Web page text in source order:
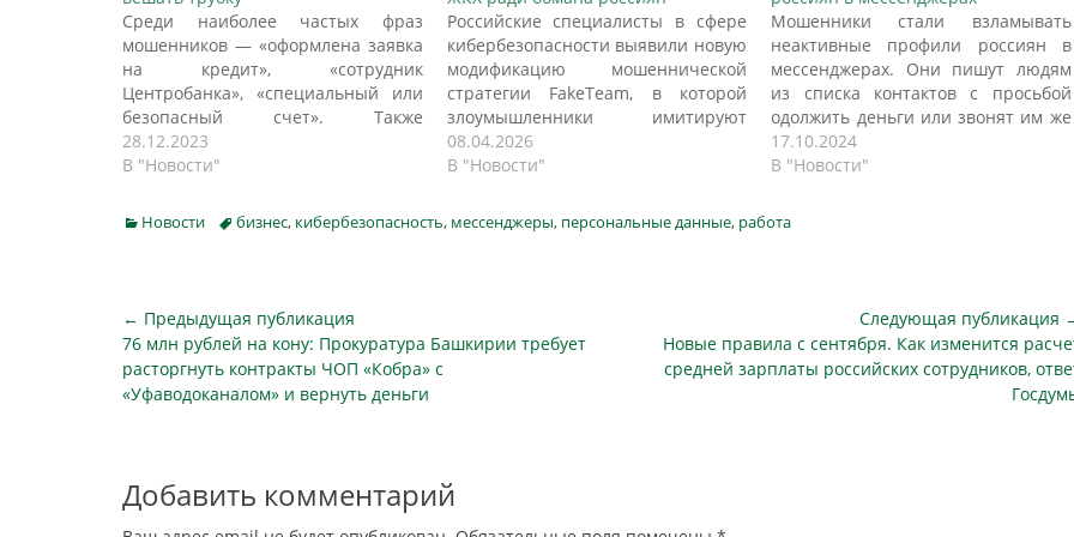
Среди наиболее частых фраз
мошенников — «оформлена заявка
на кредит», «сотрудник
Центробанка», «специальный или
безопасный счет». Также
мошенники сообщают о попытке
кражи денег и просроченной сим-
информирует РБК. «Преступники
часто представляются
поддельные удостоверения,
применяют методы социальной
инженерии и знают,…
28.12.2023
В "Новости"
Российские специалисты в сфере
кибербезопасности выявили новую
модификацию мошеннической
стратегии FakeTeam, в которой
злоумышленники имитируют
общение в домовых чатах от лица
соседей или сотрудников
аналитический отчет
преступники используют данные
из…
08.04.2026
В "Новости"
Мошенники стали взламывать
неактивные профили россиян в
мессенджерах. Они пишут людям
из списка контактов с просьбой
одолжить деньги или звонят им же
под видом сотрудников банков и
сотовых операторов. «Известия»
17.10.2024
В "Новости"
Categories
Новости Tagsбизнес, кибербезопасность, мессенджеры, персональные данные, работа
Навигация
по
записям
← Предыдущая публикация
Предыдущая
публикация
76 млн рублей на кону: Прокуратура Башкирии требует
расторгнуть контракты ЧОП «Кобра» с
«Уфаводоканалом» и вернуть деньги
Следующая публикация
Следующая
публикация
Новые правила с сентября. Как изменится
средней зарплаты российских сотрудников,
Добавить комментарий